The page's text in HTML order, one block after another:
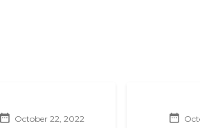
October 22, 2022